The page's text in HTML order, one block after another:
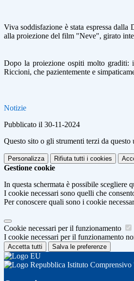
Vivasoddisfazione è stata espressa
alla proiezione del film "Neve", girato
Dopo la proiezione ospiti molto
Riccioni, che pazientemente e
Notizie
Pubblicato il 30-11-2024
Questo sito o gli strumenti terzi da
Personalizza Rifiuta tutti i cookies
Gestione cookie
In questa schermata è possibile scegliere
I cookie necessari sono quelli che
Per conoscere quali sono i cookie
Cookie necessari per il funzionamento
I cookie necessari per il funzionamento
Accetta tutti Salva le preferenze
Istituto